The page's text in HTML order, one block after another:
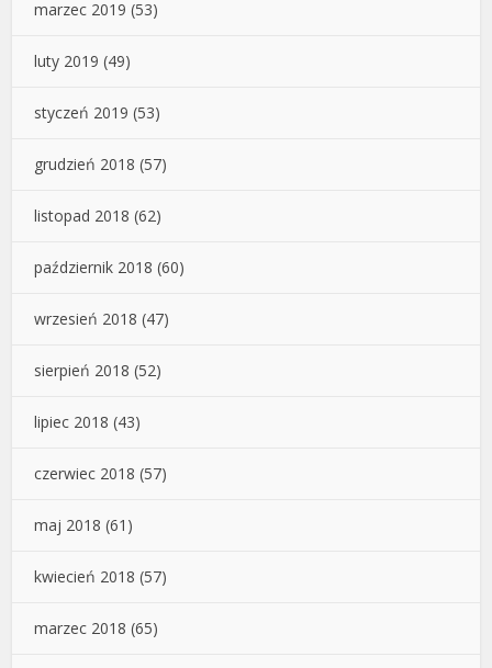
marzec 2019 (53)
luty 2019 (49)
styczeń 2019 (53)
grudzień 2018 (57)
listopad 2018 (62)
październik 2018 (60)
wrzesień 2018 (47)
sierpień 2018 (52)
lipiec 2018 (43)
czerwiec 2018 (57)
maj 2018 (61)
kwiecień 2018 (57)
marzec 2018 (65)